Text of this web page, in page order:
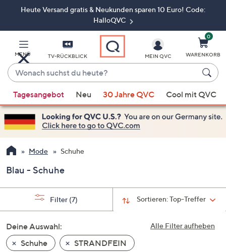
ZumHeute Versand gratis & Neukunden sparen 10 Euro! Code:
HalloQVC
MENÜ TV-RÜCKBLICK
Wonach
suchst
du
heute?
Vorschläge
verfügbar
sind,
verwenden
Sie
Pfeiltasten
nach
und
nach
unten
oder
MEIN QVC
0
WARENKORB
Tagesangebot Neu 30 Jahre QVC Cool mit QVC
Mode Schuhe
Blau - Schuhe
Sortieren:Top-Treffer
Filter (7)
Alle Filter aufheben
Deine Auswahl:
Schuhe
STRANDFEIN